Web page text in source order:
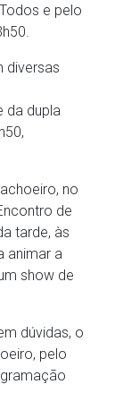
e pelo
diversas
da dupla
no
de
tarde, às
animar a
show de
dúvidas, o
pelo